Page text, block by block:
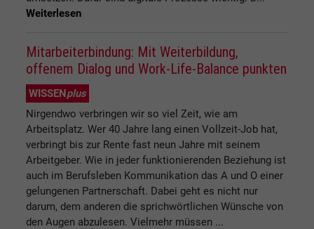
Weiterlesen
Mitarbeiterbindung: Mit Weiterbildung,
offenem Dialog und Work-Life-Balance punkten
WISSENplus
Nirgendwo verbringen wir so viel Zeit, wie am
Arbeitsplatz. Wer 40 Jahre lang einen Vollzeit-Job hat,
verbringt bis zur Rente fast neun Jahre mit seinem
Arbeitgeber. Wie in jeder funktionierenden Beziehung ist
auch im Berufsleben Kommunikation das A und O einer
gelungenen Partnerschaft. Dabei geht es nicht nur
darum, dem anderen die sprichwörtlichen Wünsche von
den Augen abzulesen. Vielmehr müssen ...